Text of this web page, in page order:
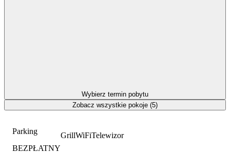
Parking
BEZPŁATNY
GrillWiFiTelewizor
Wybierz termin pobytu
Zobacz wszystkie pokoje (5)